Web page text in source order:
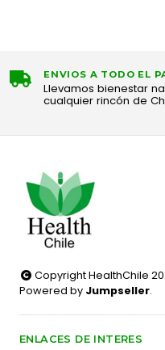
ENVIOS A TODO EL
Llevamos bienestar
cualquier rincón de
Copyright HealthChile
Powered by Jumpseller.
ENLACES DE INTERES